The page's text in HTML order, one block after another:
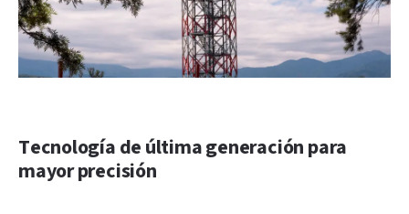
Tecnología de última generación para
mayor precisión